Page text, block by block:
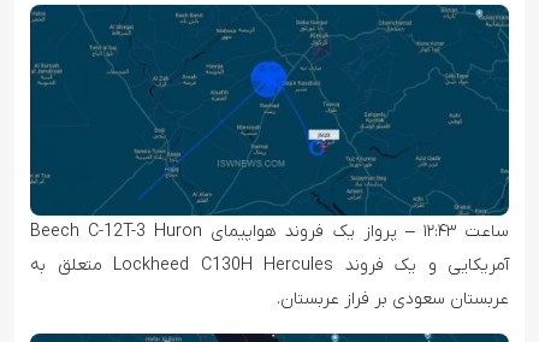
ساعت ۱۲:۴۳ – پرواز یک فروند هواپیمای Beech C-12T-3 Huron
آمریکایی و یک فروند Lockheed C130H Hercules متعلق به
عربستان سعودی بر فراز عربستان.